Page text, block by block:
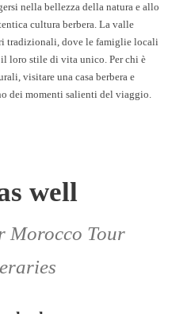
nella bellezza della natura e allo
cultura berbera. La valle
tradizionali, dove le famiglie locali
loro stile di vita unico. Per chi è
visitare una casa berbera e
dei momenti salienti del viaggio.
well
Morocco Tour